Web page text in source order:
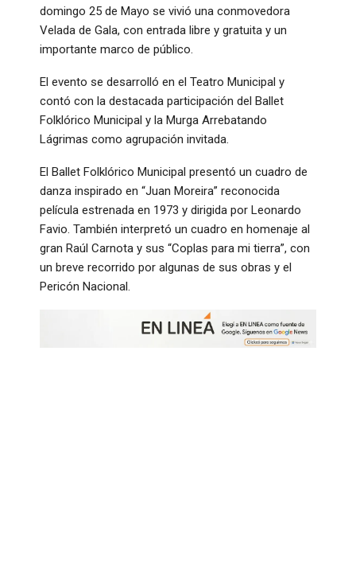
domingo 25 de Mayo se vivió una conmovedora
Velada de Gala, con entrada libre y gratuita y un
importante marco de público.
El evento se desarrolló en el Teatro Municipal y
contó con la destacada participación del Ballet
Folklórico Municipal y la Murga Arrebatando
Lágrimas como agrupación invitada.
El Ballet Folklórico Municipal presentó un cuadro de
danza inspirado en “Juan Moreira” reconocida
película estrenada en 1973 y dirigida por Leonardo
Favio. También interpretó un cuadro en homenaje al
gran Raúl Carnota y sus “Coplas para mi tierra”, con
un breve recorrido por algunas de sus obras y el
Pericón Nacional.